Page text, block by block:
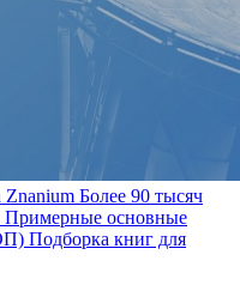
Znanium Более 90 тысяч
основные
Подборка книг для